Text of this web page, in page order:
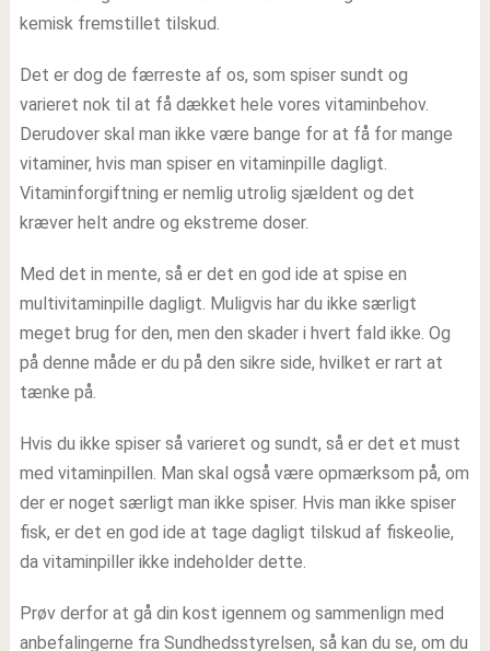
kemisk fremstillet tilskud.
Det er dog de færreste af os, som spiser sundt og
varieret nok til at få dækket hele vores vitaminbehov.
Derudover skal man ikke være bange for at få for mange
vitaminer, hvis man spiser en vitaminpille dagligt.
Vitaminforgiftning er nemlig utrolig sjældent og det
kræver helt andre og ekstreme doser.
Med det in mente, så er det en god ide at spise en
multivitaminpille dagligt. Muligvis har du ikke særligt
meget brug for den, men den skader i hvert fald ikke. Og
på denne måde er du på den sikre side, hvilket er rart at
tænke på.
Hvis du ikke spiser så varieret og sundt, så er det et must
med vitaminpillen. Man skal også være opmærksom på, om
der er noget særligt man ikke spiser. Hvis man ikke spiser
fisk, er det en god ide at tage dagligt tilskud af fiskeolie,
da vitaminpiller ikke indeholder dette.
Prøv derfor at gå din kost igennem og sammenlign med
anbefalingerne fra Sundhedsstyrelsen, så kan du se, om du